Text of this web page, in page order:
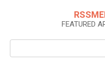
FEATURED
Search: